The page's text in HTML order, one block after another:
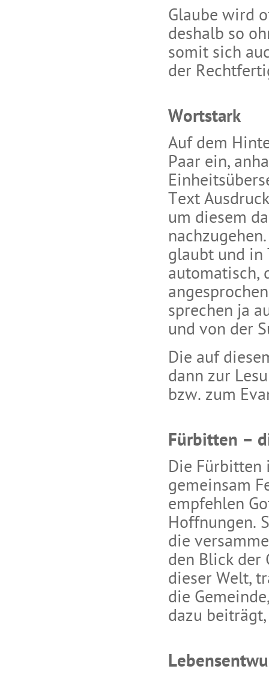
Glaube wird
deshalb so
somit sich
der
Wortstark
Auf dem
Paar ein,
Text
um diesem
glaubt und in
automatisch,
sprechen ja
und von der
Die auf
dann zur
bzw. zum
Fürbitten –
Die Fürbitten
gemeinsam
empfehlen
Hoffnungen.
die
den Blick der
dieser Welt,
die
dazu